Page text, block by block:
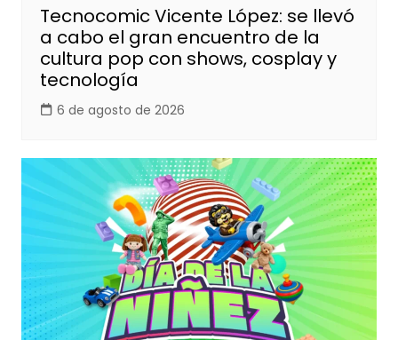
Tecnocomic Vicente López: se llevó
a cabo el gran encuentro de la
cultura pop con shows, cosplay y
tecnología
6 de agosto de 2026